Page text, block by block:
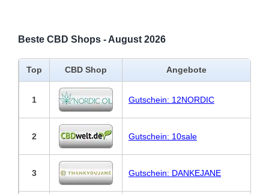
Beste CBD Shops - August 2026
Top CBD Shop Angebote
1 Gutschein: 12NORDIC
2 Gutschein: 10sale
3 Gutschein: DANKEJANE